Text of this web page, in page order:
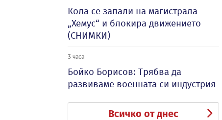
Кола се запали на магистрала
„Хемус“ и блокира движението
(СНИМКИ)
3 часа
Бойко Борисов: Трябва да
развиваме военната си индустрия
Всичко от днес